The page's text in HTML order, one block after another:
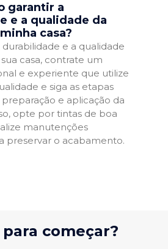
garantir a
e a qualidade da
casa?
durabilidade e a qualidade
casa, contrate um
e experiente que utilize
e siga as etapas
e aplicação da
opte por tintas de boa
manutenções
preservar o acabamento.
começar?